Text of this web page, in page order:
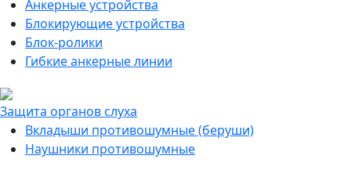
Анкерные устройства
Блокирующие устройства
Блок-ролики
Гибкие анкерные линии
Защита органов слуха
Вкладыши противошумные (беруши)
Наушники противошумные